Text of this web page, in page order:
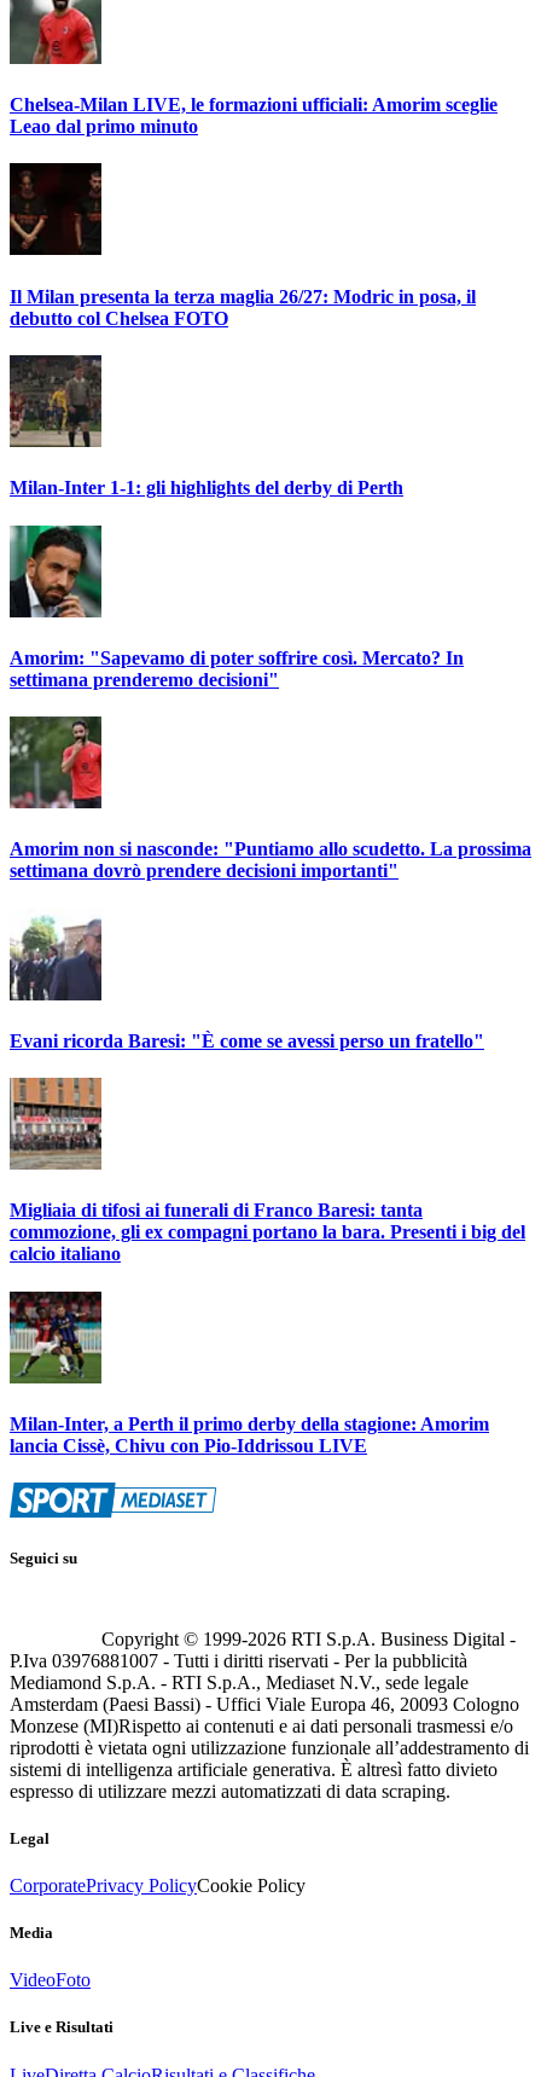
Chelsea-Milan LIVE, le formazioni ufficiali: Amorim sceglie
Leao dal primo minuto
Il Milan presenta la terza maglia 26/27: Modric in posa, il
debutto col Chelsea FOTO
Milan-Inter 1-1: gli highlights del derby di Perth
Amorim: "Sapevamo di poter soffrire così. Mercato? In
settimana prenderemo decisioni"
Amorim non si nasconde: "Puntiamo allo scudetto. La prossima
settimana dovrò prendere decisioni importanti"
Evani ricorda Baresi: "È come se avessi perso un fratello"
Migliaia di tifosi ai funerali di Franco Baresi: tanta
commozione, gli ex compagni portano la bara. Presenti i big del
calcio italiano
Milan-Inter, a Perth il primo derby della stagione: Amorim
lancia Cissè, Chivu con Pio-Iddrissou LIVE
Seguici su
Copyright © 1999-2026 RTI S.p.A. Business Digital -
P.Iva 03976881007 - Tutti i diritti riservati - Per la pubblicità
Mediamond S.p.A. - RTI S.p.A., Mediaset N.V., sede legale
Amsterdam (Paesi Bassi) - Uffici Viale Europa 46, 20093 Cologno
Monzese (MI)Rispetto ai contenuti e ai dati personali trasmessi e/o
riprodotti è vietata ogni utilizzazione funzionale all’addestramento di
sistemi di intelligenza artificiale generativa. È altresì fatto divieto
espresso di utilizzare mezzi automatizzati di data scraping.
Legal
CorporatePrivacy PolicyCookie Policy
Media
VideoFoto
Live e Risultati